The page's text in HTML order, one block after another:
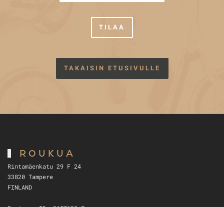
TAKAISIN ETUSIVULLE
ROUKUA
Rintamäenkatu 29 F 24
33820 Tampere
FINLAND